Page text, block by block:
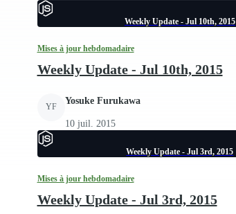
Weekly Update - Jul 10th, 2015
Mises à jour hebdomadaire
Weekly Update - Jul 10th, 2015
YF
Yosuke Furukawa
10 juil. 2015
Weekly Update - Jul 3rd, 2015
Mises à jour hebdomadaire
Weekly Update - Jul 3rd, 2015